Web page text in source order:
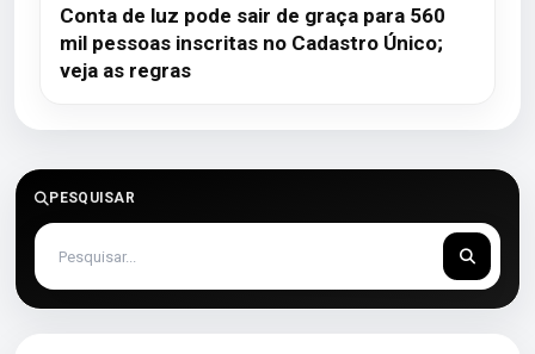
Conta de luz pode sair de graça para 560
mil pessoas inscritas no Cadastro Único;
veja as regras
PESQUISAR